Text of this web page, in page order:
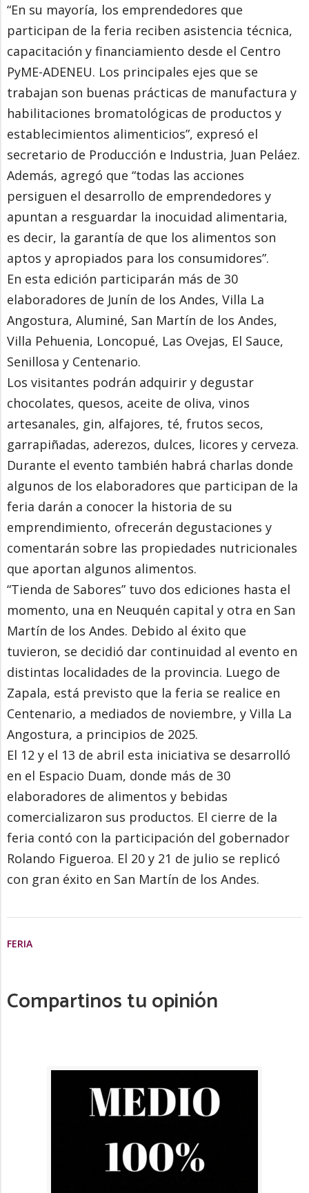
“En su mayoría, los emprendedores que
participan de la feria reciben asistencia técnica,
capacitación y financiamiento desde el Centro
PyME-ADENEU. Los principales ejes que se
trabajan son buenas prácticas de manufactura y
habilitaciones bromatológicas de productos y
establecimientos alimenticios”, expresó el
secretario de Producción e Industria, Juan Peláez.
Además, agregó que “todas las acciones
persiguen el desarrollo de emprendedores y
apuntan a resguardar la inocuidad alimentaria,
es decir, la garantía de que los alimentos son
aptos y apropiados para los consumidores”.
En esta edición participarán más de 30
elaboradores de Junín de los Andes, Villa La
Angostura, Aluminé, San Martín de los Andes,
Villa Pehuenia, Loncopué, Las Ovejas, El Sauce,
Senillosa y Centenario.
Los visitantes podrán adquirir y degustar
chocolates, quesos, aceite de oliva, vinos
artesanales, gin, alfajores, té, frutos secos,
garrapiñadas, aderezos, dulces, licores y cerveza.
Durante el evento también habrá charlas donde
algunos de los elaboradores que participan de la
feria darán a conocer la historia de su
emprendimiento, ofrecerán degustaciones y
comentarán sobre las propiedades nutricionales
que aportan algunos alimentos.
“Tienda de Sabores” tuvo dos ediciones hasta el
momento, una en Neuquén capital y otra en San
Martín de los Andes. Debido al éxito que
tuvieron, se decidió dar continuidad al evento en
distintas localidades de la provincia. Luego de
Zapala, está previsto que la feria se realice en
Centenario, a mediados de noviembre, y Villa La
Angostura, a principios de 2025.
El 12 y el 13 de abril esta iniciativa se desarrolló
en el Espacio Duam, donde más de 30
elaboradores de alimentos y bebidas
comercializaron sus productos. El cierre de la
feria contó con la participación del gobernador
Rolando Figueroa. El 20 y 21 de julio se replicó
con gran éxito en San Martín de los Andes.
FERIA
Compartinos tu opinión